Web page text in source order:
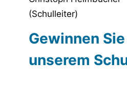
(Schulleiter)
Gewinnen
unserem